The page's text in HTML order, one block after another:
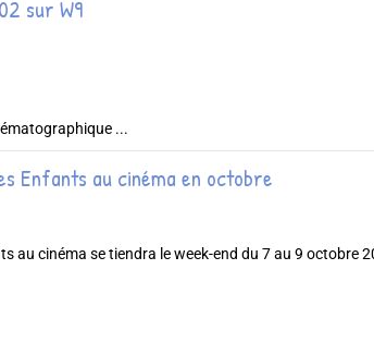
sur W9
...
Enfants au cinéma en octobre
au cinéma se tiendra le week-end du 7 au 9 octobre